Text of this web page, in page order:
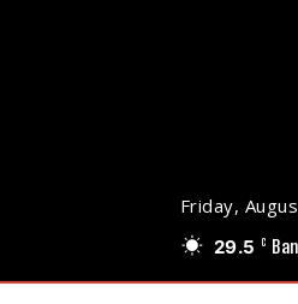
Friday,
29.5 C